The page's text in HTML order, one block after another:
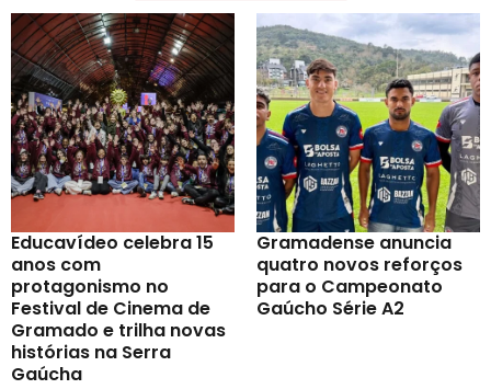
Educavídeo celebra 15
anos com
protagonismo no
Festival de Cinema de
Gramado e trilha novas
histórias na Serra
Gaúcha
Gramadense anuncia
quatro novos reforços
para o Campeonato
Gaúcho Série A2